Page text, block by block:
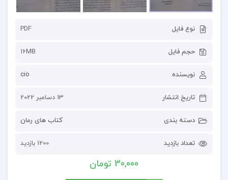
نوع فایل PDF
حجم فایل 16MB
نویسنده cio
تاریخ انتشار 13 دسامبر 2022
دسته بندی کتاب های رمان
تعداد بازدید 1200 بازدید
30,000 تومان